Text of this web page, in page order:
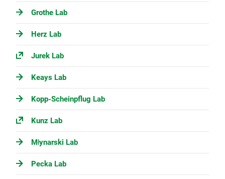
Grothe Lab
Herz Lab
Jurek Lab
Keays Lab
Kopp-Scheinpflug Lab
Kunz Lab
Młynarski Lab
Pecka Lab